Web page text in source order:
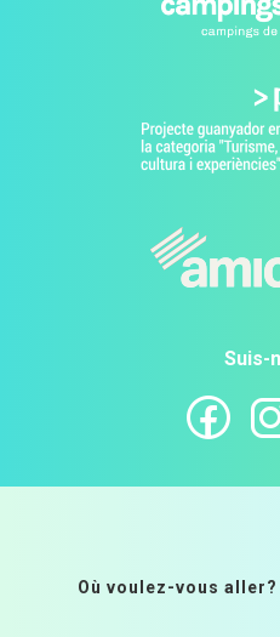
Suis-
Où voulez-vous aller?